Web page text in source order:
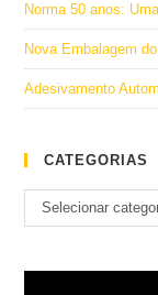
Norma 50 anos:
Nova Embalagem
Adesivamento
CATEGORIAS
Categorias
Selecionar